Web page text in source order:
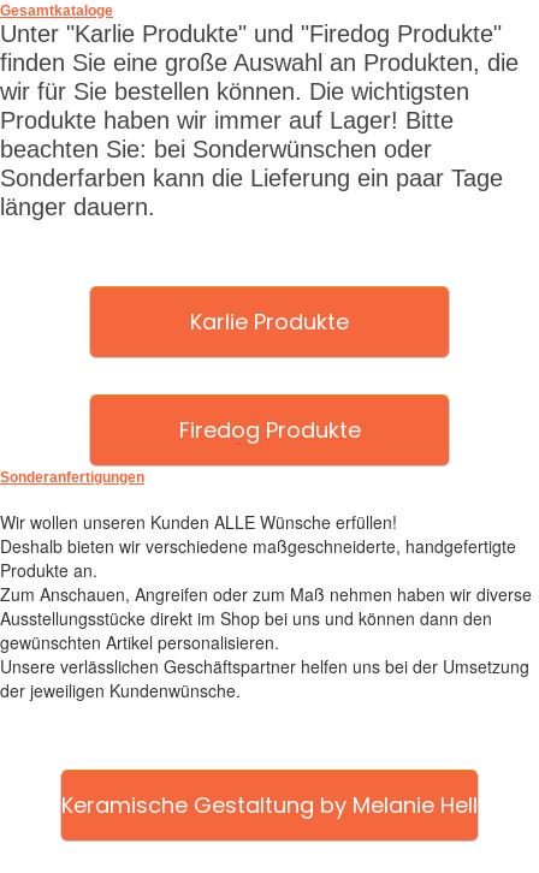
Gesamtkataloge
Unter "Karlie Produkte" und "Firedog Produkte"
finden Sie eine große Auswahl an Produkten, die
wir für Sie bestellen können. Die wichtigsten
Produkte haben wir immer auf Lager! Bitte
beachten Sie: bei Sonderwünschen oder
Sonderfarben kann die Lieferung ein paar Tage
länger dauern.
Karlie Produkte
Firedog Produkte
Sonderanfertigungen
Wir wollen unseren Kunden ALLE Wünsche erfüllen!
Deshalb bieten wir verschiedene maßgeschneiderte, handgefertigte
Produkte an.
Zum Anschauen, Angreifen oder zum Maß nehmen haben wir diverse
Ausstellungsstücke direkt im Shop bei uns und können dann den
gewünschten Artikel personalisieren.
Unsere verlässlichen Geschäftspartner helfen uns bei der Umsetzung
der jeweiligen Kundenwünsche.
Keramische Gestaltung by Melanie Hell